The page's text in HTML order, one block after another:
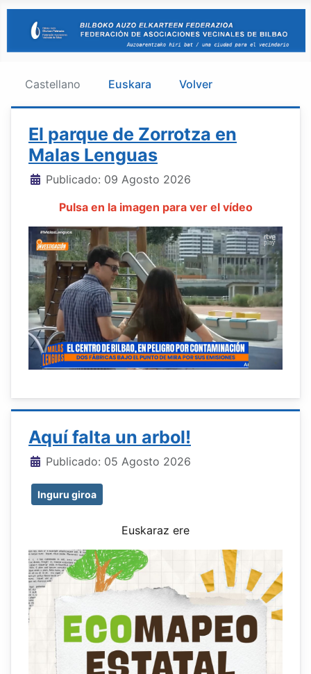
Castellano Euskara Volver
El parque de Zorrotza en
Malas Lenguas
Detalles
Publicado: 09 Agosto 2026
Pulsa en la imagen para ver el vídeo
Aquí falta un arbol!
Detalles
Publicado: 05 Agosto 2026
Inguru giroa
Euskaraz ere